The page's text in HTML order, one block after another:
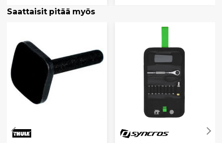
Saattaisit pitää myös